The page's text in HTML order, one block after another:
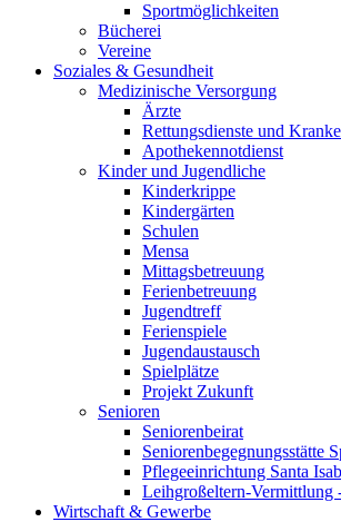
Sportmöglichkeiten
Bücherei
Vereine
Soziales & Gesundheit
Medizinische Versorgung
Ärzte
Rettungsdienste und
Apothekennotdienst
Kinder und Jugendliche
Kinderkrippe
Kindergärten
Schulen
Mensa
Mittagsbetreuung
Ferienbetreuung
Jugendtreff
Ferienspiele
Jugendaustausch
Spielplätze
Projekt Zukunft
Senioren
Seniorenbeirat
Seniorenbegegnungsstätte
Pflegeeinrichtung Santa
Leihgroßeltern-Vermittlung
Wirtschaft & Gewerbe